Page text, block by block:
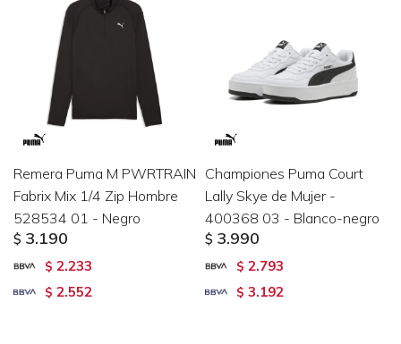
Remera Puma M PWRTRAIN
Fabrix Mix 1/4 Zip Hombre
528534 01 - Negro
$ 3.190
$ 2.233
$ 2.552
Championes Puma Court
Lally Skye de Mujer -
400368 03 - Blanco-negro
$ 3.990
$ 2.793
$ 3.192